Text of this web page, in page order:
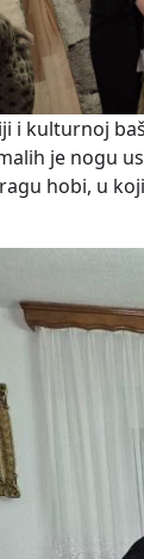
i kulturnoj
je nogu
hobi, u